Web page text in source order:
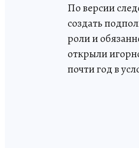
По версии
создать
роли и
открыли
почти год в